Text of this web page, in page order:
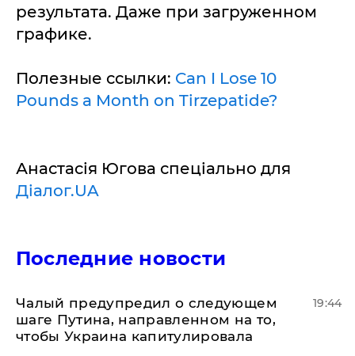
результата. Даже при загруженном
графике.
Полезные ссылки: Can I Lose 10
Pounds a Month on Tirzepatide?
Анастасія Югова спеціально для
Діалог.UA
Последние новости
Чалый предупредил о следующем
шаге Путина, направленном на то,
чтобы Украина капитулировала
19:44